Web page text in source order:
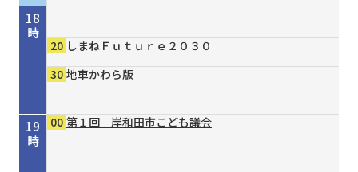
18
時
19
時
20 しまねＦｕｔｕｒｅ２０３０
30 地車かわら版
00 第１回 岸和田市こども議会